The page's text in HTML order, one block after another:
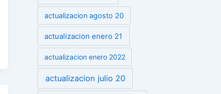
actualizacion agosto 20
actualizacion enero 21
actualizacion enero 2022
actualizacion julio 20